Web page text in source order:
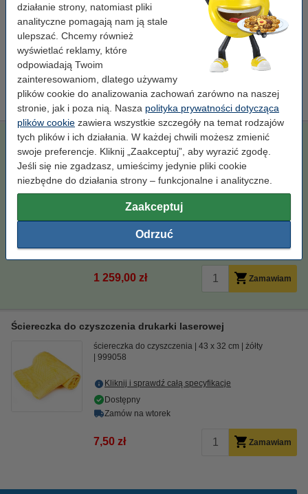
działanie strony, natomiast pliki
analityczne pomagają nam ją stale
ulepszać. Chcemy również
wyświetlać reklamy, które
odpowiadają Twoim
zainteresowaniom, dlatego używamy
plików cookie do analizowania zachowań zarówno na naszej
stronie, jak i poza nią. Nasza polityka prywatności dotycząca
plików cookie zawiera wszystkie szczegóły na temat rodzajów
tych plików i ich działania. W każdej chwili możesz zmienić
swoje preferencje. Kliknij „Zaakceptuj”, aby wyrazić zgodę.
Jeśli się nie zgadzasz, umieścimy jedynie pliki cookie
niezbędne do działania strony – funkcjonalne i analityczne.
Zaakceptuj
Odrzuć
Za stronę 0,13 zł
329,00 zł Zamawiam
Porada
Radzimy Państwu zakupić ten toner (wersję 123drukuj) zamiast
tonera HP.
123drukuj zamiennik zestaw promocyjny: HP 207X (HP
W2210X, W2211X, W2213X, W2212X) czarny + 3 kolory
XL 123drukuj ± 10.500 stron opakowanie zbiorcze
Kliknij i sprawdź całą specyfikacje
Dostępny
Za stronę 0,12 zł
1 259,00 zł Zamawiam
Ściereczka do czyszczenia drukarki laserowej
ściereczka do czyszczenia 43 x 32 cm
żółty
999058
Kliknij i sprawdź całą specyfikacje
Dostępny
Zamów na wtorek
7,50 zł Zamawiam